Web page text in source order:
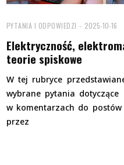
PYTANIA I ODPOWIEDZI 2025-10-16
Elektryczność,
teorie spiskowe
W tej rubryce
wybrane pytania
w komentarzach do postów
przez